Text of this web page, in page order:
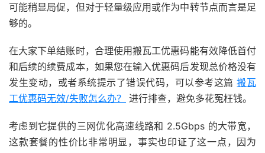
可能稍显局促，但对于轻量级应用或作为中转节点而言是足
够的。
在大家下单结账时，合理使用搬瓦工优惠码能有效降低首付
和后续的续费成本，如果您在输入优惠码后发现总价格没有
发生变动，或者系统提示了错误代码，可以参考这篇搬瓦
工优惠码无效/失败怎么办？
进行排查，避免多花冤枉钱。
考虑到它提供的三网优化高速线路和 2.5Gbps 的大带宽，
这款套餐的性价比非常明显，事实也印证了这一点，因为